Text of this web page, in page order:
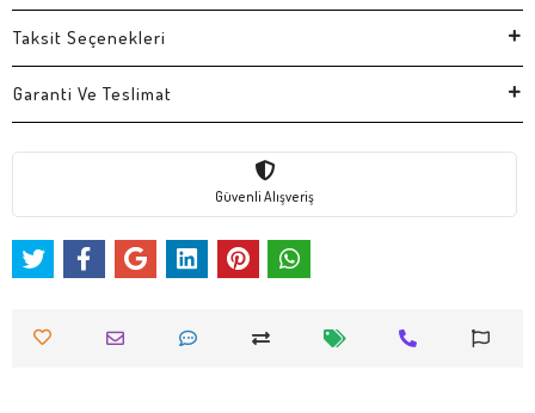
Taksit Seçenekleri
Garanti Ve Teslimat
Güvenli Alışveriş